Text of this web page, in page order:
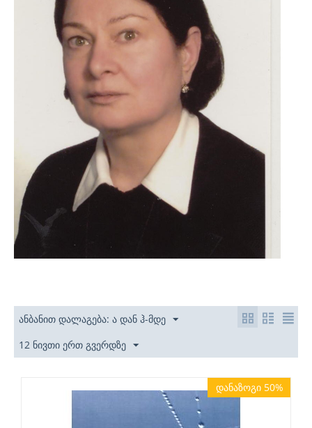
ანბანით დალაგება: ა დან ჰ-მდე
12 ნივთი ერთ გვერდზე
დანაზოგი 50%